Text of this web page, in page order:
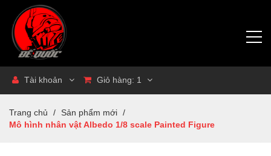
Tài khoản Giỏ hàng: 1
Trang chủ / Sản phẩm mới /
Mô hình nhân vật Albedo 1/8 scale Painted Figure